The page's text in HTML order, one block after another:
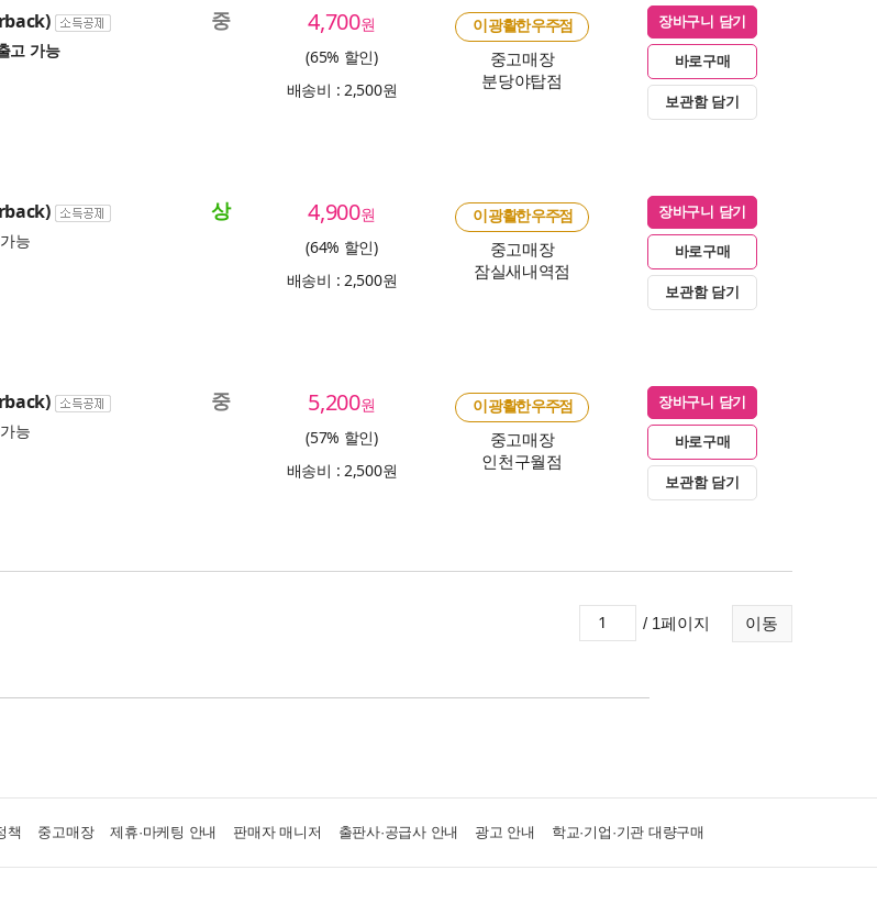
고 가능
중 4,700원
(65% 할인)
배송비 : 2,500원
이 광활한 우주점
중고매장
분당야탑점
장바구니 담기
바로구매
보관함 담기
능
상 4,900원
(64% 할인)
배송비 : 2,500원
이 광활한 우주점
중고매장
잠실새내역점
장바구니 담기
바로구매
보관함 담기
능
중 5,200원
(57% 할인)
배송비 : 2,500원
이 광활한 우주점
중고매장
인천구월점
장바구니 담기
바로구매
보관함 담기
이동
/ 1페이지
책 중고매장 제휴·마케팅 안내 판매자 매니저 출판사·공급사 안내 광고 안내 학교·기업·기관 대량구매